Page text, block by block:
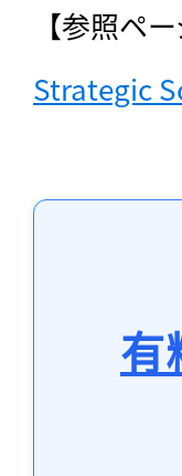
【参照ペー
Strategic
有